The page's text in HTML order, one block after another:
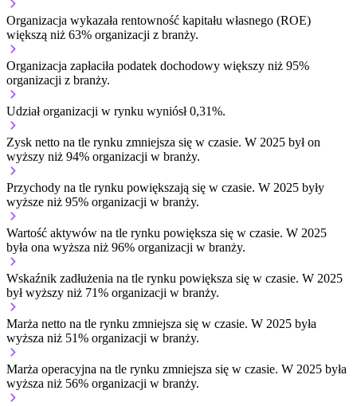
Organizacja wykazała rentowność kapitału własnego (ROE)
większą niż 63% organizacji z branży.
Organizacja zapłaciła podatek dochodowy większy niż 95%
organizacji z branży.
Udział organizacji w rynku wyniósł 0,31%.
Zysk netto na tle rynku zmniejsza się w czasie. W 2025 był on
wyższy niż 94% organizacji w branży.
Przychody na tle rynku powiększają się w czasie. W 2025 były
wyższe niż 95% organizacji w branży.
Wartość aktywów na tle rynku powiększa się w czasie. W 2025
była ona wyższa niż 96% organizacji w branży.
Wskaźnik zadłużenia na tle rynku powiększa się w czasie. W 2025
był wyższy niż 71% organizacji w branży.
Marża netto na tle rynku zmniejsza się w czasie. W 2025 była
wyższa niż 51% organizacji w branży.
Marża operacyjna na tle rynku zmniejsza się w czasie. W 2025 była
wyższa niż 56% organizacji w branży.